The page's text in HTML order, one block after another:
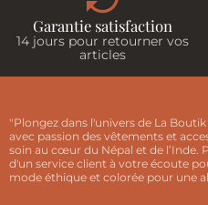
Garantie satisfaction
14 jours pour retourner vos
articles
"Plongez dans l'univers de La
avec passion des vêtements et
soin au cœur du Népal et de l’Inde.
d'un service client à votre écoute
mode éthique et colorée pour une